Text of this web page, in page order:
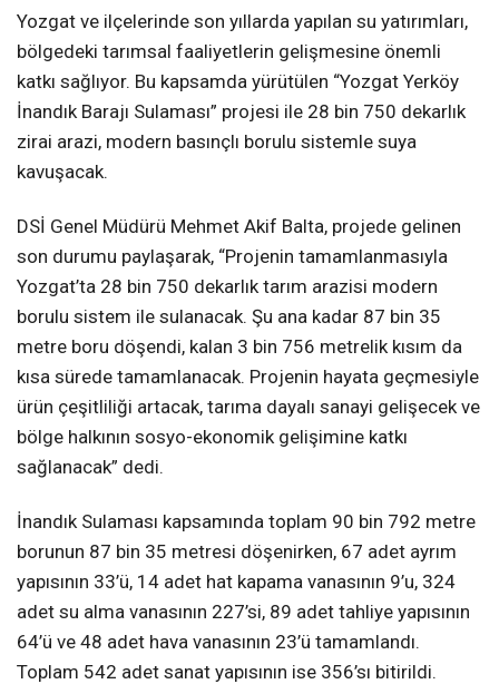
Yozgat ve ilçelerinde son yıllarda yapılan su yatırımları,
bölgedeki tarımsal faaliyetlerin gelişmesine önemli
katkı sağlıyor. Bu kapsamda yürütülen “Yozgat Yerköy
İnandık Barajı Sulaması” projesi ile 28 bin 750 dekarlık
zirai arazi, modern basınçlı borulu sistemle suya
kavuşacak.
DSİ Genel Müdürü Mehmet Akif Balta, projede gelinen
son durumu paylaşarak, “Projenin tamamlanmasıyla
Yozgat’ta 28 bin 750 dekarlık tarım arazisi modern
borulu sistem ile sulanacak. Şu ana kadar 87 bin 35
metre boru döşendi, kalan 3 bin 756 metrelik kısım da
kısa sürede tamamlanacak. Projenin hayata geçmesiyle
ürün çeşitliliği artacak, tarıma dayalı sanayi gelişecek ve
bölge halkının sosyo-ekonomik gelişimine katkı
sağlanacak” dedi.
İnandık Sulaması kapsamında toplam 90 bin 792 metre
borunun 87 bin 35 metresi döşenirken, 67 adet ayrım
yapısının 33’ü, 14 adet hat kapama vanasının 9’u, 324
adet su alma vanasının 227’si, 89 adet tahliye yapısının
64’ü ve 48 adet hava vanasının 23’ü tamamlandı.
Toplam 542 adet sanat yapısının ise 356’sı bitirildi.